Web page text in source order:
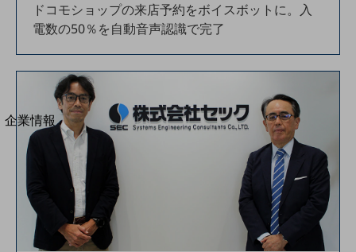
新規会員登録/ログインはこちら
100回線以上のお問い合わせ・お見積りはこちら
別ウィンドウで開きます
企業情報
企業情報TOP
会社案内
ドコモショップの来店予約をボイスボットに。入
電数の50％を自動音声認識で完了